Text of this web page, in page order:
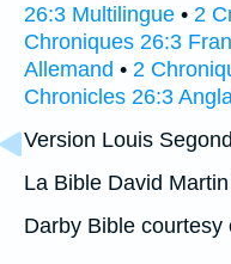
26:3 Multilingue • 2
Chroniques 26:3
Allemand • 2
Chronicles 26:3
Version Louis
La Bible David
Darby Bible courtesy